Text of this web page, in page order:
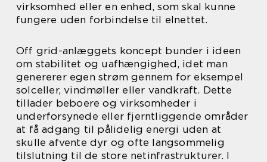
virksomhed eller en enhed, som skal kunne
fungere uden forbindelse til elnettet.
Off grid-anlæggets koncept bunder i ideen
om stabilitet og uafhængighed, idet man
genererer egen strøm gennem for eksempel
solceller, vindmøller eller vandkraft. Dette
tillader beboere og virksomheder i
underforsynede eller fjerntliggende områder
at få adgang til pålidelig energi uden at
skulle afvente dyr og ofte langsommelig
tilslutning til de store netinfrastrukturer. I